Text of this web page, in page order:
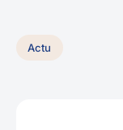
Actu